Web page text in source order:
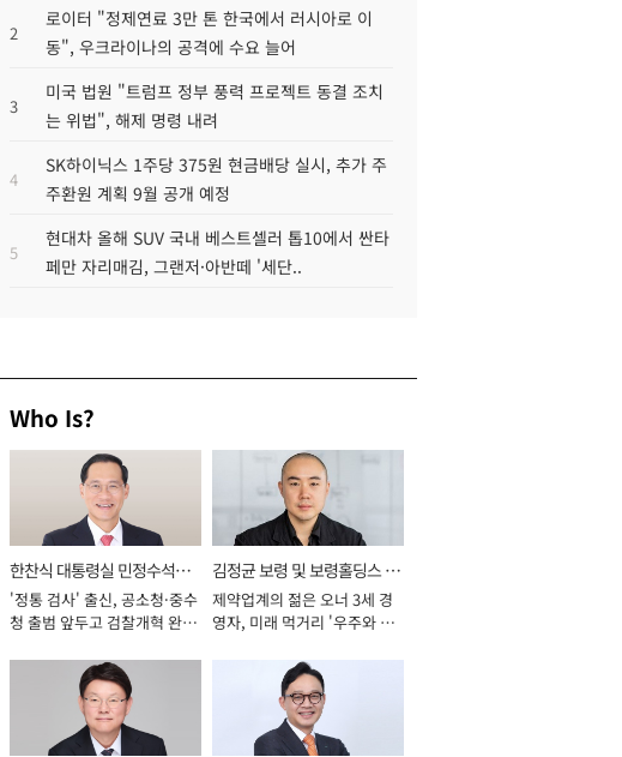
2
로이터 "정제연료 3만 톤 한국에서 러시아로 이
동", 우크라이나의 공격에 수요 늘어
3
미국 법원 "트럼프 정부 풍력 프로젝트 동결 조치
는 위법", 해제 명령 내려
4
SK하이닉스 1주당 375원 현금배당 실시, 추가 주
주환원 계획 9월 공개 예정
5
현대차 올해 SUV 국내 베스트셀러 톱10에서 싼타
페만 자리매김, 그랜저·아반떼 '세단..
Who Is?
한찬식 대통령실 민정수석비
서관
'정통 검사' 출신, 공소청·중수
청 출범 앞두고 검찰개혁 완수
김정균 보령 및 보령홀딩스 대
표이사 사장
제약업계의 젊은 오너 3세 경
영자, 미래 먹거리 '우주와 헬